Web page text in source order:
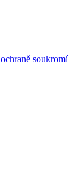
soukromí